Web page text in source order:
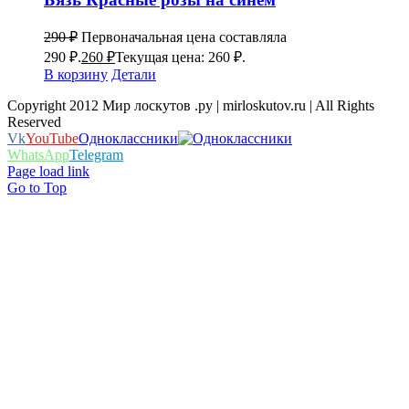
290₽ Первоначальная цена составляла
290 ₽.260 ₽Текущая цена: 260 ₽.
В корзину Детали
Copyright 2012 Мир лоскутов .ру | mirloskutov.ru | All Rights
Reserved
VkYouTubeОдноклассники
WhatsAppTelegram
Page load link
Go to Top